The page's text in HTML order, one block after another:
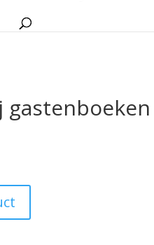
gastenboeken